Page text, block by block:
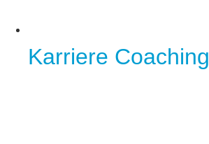
Karriere Coaching